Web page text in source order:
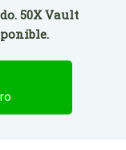
50X Vault